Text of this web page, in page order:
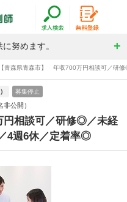
努めます。
【青森県青森市】 年収700万円相談可／研
募集停止
公開）
円相談可／研修◎／未経
4週6休／定着率◎